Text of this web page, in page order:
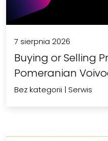
7 sierpnia 2026
Buying or Selling
Pomeranian
Complete…
Bez kategorii | Serwis